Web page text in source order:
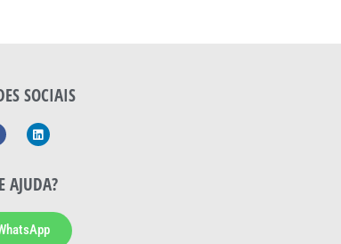
SOCIAIS
AJUDA?